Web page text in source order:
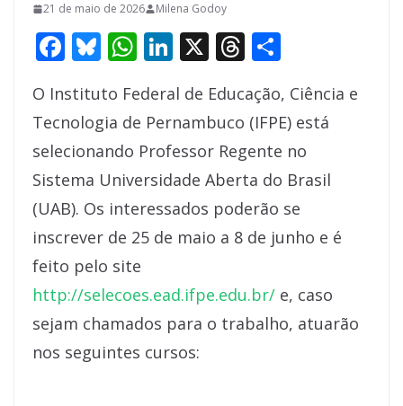
21 de maio de 2026 Milena Godoy
F
e
b
o
o
k
Bl
e
sk
y
W
at
s
A
p
p
Li
k
e
dI
n
X T
re
a
d
s
ar
e
O Instituto Federal de Educação, Ciência e
Tecnologia de Pernambuco (IFPE) está
selecionando Professor Regente no
Sistema Universidade Aberta do Brasil
(UAB). Os interessados poderão se
inscrever de 25 de maio a 8 de junho e é
feito pelo site
http://selecoes.ead.ifpe.edu.br/ e, caso
sejam chamados para o trabalho, atuarão
nos seguintes cursos: